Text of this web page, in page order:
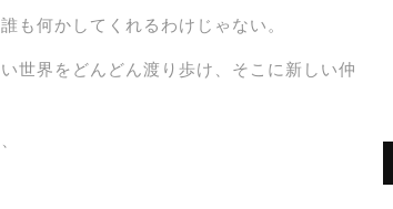
も何かしてくれるわけじゃない。
世界をどんどん渡り歩け、そこに新しい仲